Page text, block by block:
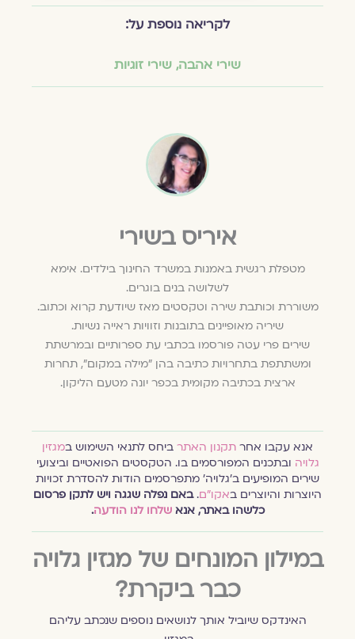
לקריאה נוספת על:
שירי אהבה,שירי זוגיות
איריס בשירי
מטפלת רגשית באמנות במשרד החינוך בילדים. אימא
לשלושה בנים בוגרים.
משוררת וכותבת שירה וטקסטים מאז שיודעת קרוא וכתוב.
שיריה מאופיינים בתובנות וזוויות ראייה נשיות.
שירים פרי עטה פורסמו בכתבי עת ספרותיים ובמרשתת
ומשתתפת בתחרויות כתיבה בהן "מילה במקום", תחרות
ארצית בכתיבה מקומית בכפר יונה מטעם הליקון.
אנא עקבו אחרתקנון האתרביחס לתנאי השימוש ב מגזין
גלויהובתכנים המפורסמים בו. הטקסטים הפואטיים וביצועי
שירים המופיעים ב׳גלויה׳ מתפרסמים הודות להסדרת זכויות
היוצרות והיוצרים ב אקו״ם.באם נפלה שגגה ויש לתקן פרסום
כלשהו באתר, אנאשלחו לנו הודעה.
במילון המונחים של מגזין גלויה
כבר ביקרת?
האינדקס שיוביל אותך לנושאים נוספים שנכתב עליהם